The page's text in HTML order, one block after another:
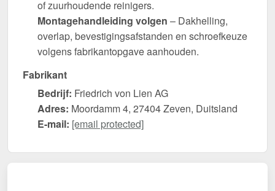
of zuurhoudende reinigers.
Montagehandleiding volgen – Dakhelling,
overlap, bevestigingsafstanden en schroefkeuze
volgens fabrikantopgave aanhouden.
Fabrikant
Bedrijf: Friedrich von Lien AG
Adres: Moordamm 4, 27404 Zeven, Duitsland
E-mail: [email protected]